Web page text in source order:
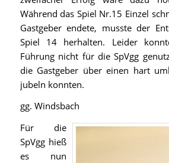
Während das Spiel Nr.15 Einzel
Gastgeber endete, musste der
Spiel 14 herhalten. Leider
Führung nicht für die SpVgg
die Gastgeber über einen hart
jubeln konnten.
gg. Windsbach
Für die
SpVgg hieß
es nun